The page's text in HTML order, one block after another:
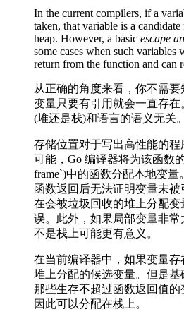
In the current compilers, if a
taken, that variable is a
heap. However, a basic escape
some cases when such variables
return from the function and can
从正确的角度来看，你不需要
变量只要有引用就会一直存在
(堆还是栈)和语言的语义无关。
存储位置对于写出高性能的
可能，Go 编译器将为该函数
frame`)中的函数分配本地变
函数返回后无法证明变量未
在会被垃圾回收的堆上分配
误。此外，如果局部变量非
不是栈上可能更有意义。
在当前编译器中，如果变量
堆上分配的候选变量。但是基
那些生存不超过函数返回值的
因此可以分配在栈上。